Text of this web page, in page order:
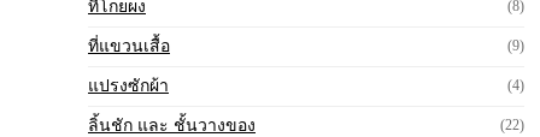
ที่โกยผง (8)
ที่แขวนเสื้อ (9)
แปรงซักผ้า (4)
ลิ้นชัก และ ชั้นวางของ (22)